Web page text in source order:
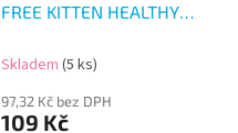
FREE KITTEN HEALTHY
DEVELOPMENT 400g
Skladem (5 ks)
97,32 Kč bez DPH
109 Kč